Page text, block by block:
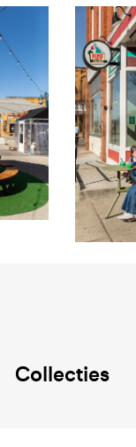
Collecties